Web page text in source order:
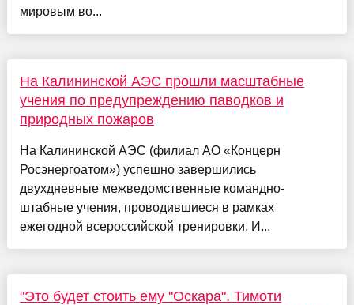
мировым во...
На Калининской АЭС прошли масштабные
учения по предупреждению паводков и
природных пожаров
На Калининской АЭС (филиал АО «Концерн
Росэнергоатом») успешно завершились
двухдневные межведомственные командно-
штабные учения, проводившиеся в рамках
ежегодной всероссийской тренировки. И...
"Это будет стоить ему "Оскара". Тимоти